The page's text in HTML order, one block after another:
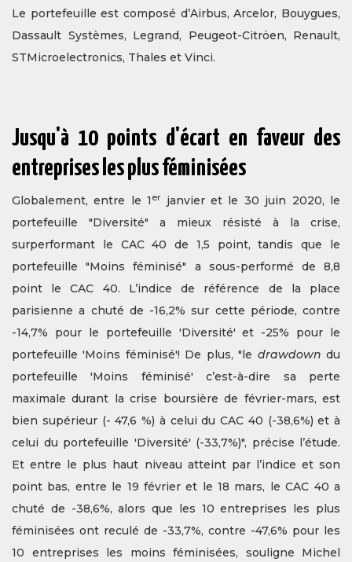
Le portefeuille est composé d’Airbus, Arcelor, Bouygues,
Dassault Systèmes, Legrand, Peugeot-Citröen, Renault,
STMicroelectronics, Thales et Vinci.
Jusqu'à 10 points d'écart en faveur des
entreprises les plus féminisées
Globalement, entre le 1 er
janvier et le 30 juin 2020, le
portefeuille "Diversité" a mieux résisté à la crise,
surperformant le CAC 40 de 1,5 point, tandis que le
portefeuille "Moins féminisé" a sous-performé de 8,8
point le CAC 40. L’indice de référence de la place
parisienne a chuté de -16,2% sur cette période, contre
-14,7% pour le portefeuille 'Diversité' et -25% pour le
portefeuille 'Moins féminisé'! De plus, "le drawdowndu
portefeuille 'Moins féminisé' c’est-à-dire sa perte
maximale durant la crise boursière de février-mars, est
bien supérieur (- 47,6 %) à celui du CAC 40 (-38,6%) et à
celui du portefeuille 'Diversité' (-33,7%)", précise l’étude.
Et entre le plus haut niveau atteint par l’indice et son
point bas, entre le 19 février et le 18 mars, le CAC 40 a
chuté de -38,6%, alors que les 10 entreprises les plus
féminisées ont reculé de -33,7%, contre -47,6% pour les
10 entreprises les moins féminisées, souligne Michel